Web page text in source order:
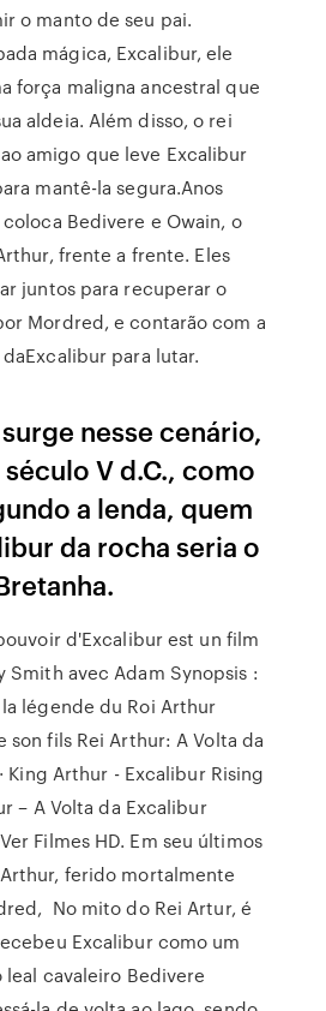
o manto de seu pai.
mágica, Excalibur, ele
força maligna ancestral que
aldeia. Além disso, o rei
amigo que leve Excalibur
mantê-la segura.Anos
Bedivere e Owain, o
frente a frente. Eles
juntos para recuperar o
Mordred, e contarão com a
para lutar.
nesse cenário,
V d.C., como
a lenda, quem
da rocha seria o
d'Excalibur est un film
Smith avec Adam Synopsis :
légende du Roi Arthur
fils Rei Arthur: A Volta da
King Arthur - Excalibur Rising
– A Volta da Excalibur
Filmes HD. Em seu últimos
ferido mortalmente
No mito do Rei Artur, é
Excalibur como um
cavaleiro Bedivere